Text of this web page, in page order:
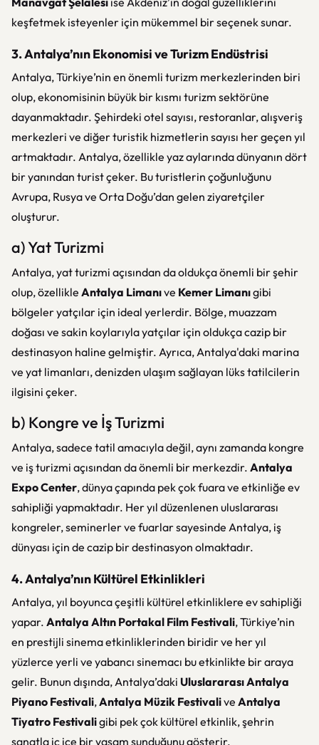
keşfetmek isteyenler için mükemmel bir seçenek sunar.
3. Antalya’nın Ekonomisi ve Turizm Endüstrisi
Antalya, Türkiye’nin en önemli turizm merkezlerinden biri
olup, ekonomisinin büyük bir kısmı turizm sektörüne
dayanmaktadır. Şehirdeki otel sayısı, restoranlar, alışveriş
merkezleri ve diğer turistik hizmetlerin sayısı her geçen yıl
artmaktadır. Antalya, özellikle yaz aylarında dünyanın dört
bir yanından turist çeker. Bu turistlerin çoğunluğunu
Avrupa, Rusya ve Orta Doğu’dan gelen ziyaretçiler
oluşturur.
a) Yat Turizmi
Antalya, yat turizmi açısından da oldukça önemli bir şehir
olup, özellikle Antalya Limanıve Kemer Limanıgibi
bölgeler yatçılar için ideal yerlerdir. Bölge, muazzam
doğası ve sakin koylarıyla yatçılar için oldukça cazip bir
destinasyon haline gelmiştir. Ayrıca, Antalya'daki marina
ve yat limanları, denizden ulaşım sağlayan lüks tatilcilerin
ilgisini çeker.
b) Kongre ve İş Turizmi
Antalya, sadece tatil amacıyla değil, aynı zamanda kongre
ve iş turizmi açısından da önemli bir merkezdir. Antalya
Expo Center, dünya çapında pek çok fuara ve etkinliğe ev
sahipliği yapmaktadır. Her yıl düzenlenen uluslararası
kongreler, seminerler ve fuarlar sayesinde Antalya, iş
dünyası için de cazip bir destinasyon olmaktadır.
4. Antalya’nın Kültürel Etkinlikleri
Antalya, yıl boyunca çeşitli kültürel etkinliklere ev sahipliği
yapar. Antalya Altın Portakal Film Festivali, Türkiye’nin
en prestijli sinema etkinliklerinden biridir ve her yıl
yüzlerce yerli ve yabancı sinemacı bu etkinlikte bir araya
gelir. Bunun dışında, Antalya’daki Uluslararası Antalya
Piyano Festivali,Antalya Müzik Festivalive Antalya
Tiyatro Festivaligibi pek çok kültürel etkinlik, şehrin
sanatla iç içe bir yaşam sunduğunu gösterir.